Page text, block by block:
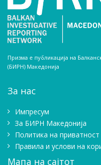
Призма е публикација на
(БИРН) Македонија
За нас
Импресум
Зa БИРН Македонија
Политика на приватност
Правила и услови на
Мапа на сајтот